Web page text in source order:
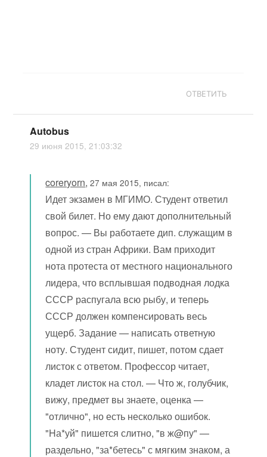
ОТВЕТИТЬ
Autobus
29 июня 2015, 21:03:32
coreryorn,27 мая 2015, писал:
Идет экзамен в МГИМО. Студент ответил
свой билет. Но ему дают дополнительный
вопрос. — Вы работаете дип. служащим в
одной из стран Африки. Вам приходит
нота протеста от местного национального
лидера, что всплывшая подводная лодка
СССР распугала всю рыбу, и теперь
СССР должен компенсировать весь
ущерб. Задание — написать ответную
ноту. Студент сидит, пишет, потом сдает
листок с ответом. Профессор читает,
кладет листок на стол. — Что ж, голубчик,
вижу, предмет вы знаете, оценка —
"отлично", но есть несколько ошибок.
"Hа*уй" пишется слитно, "в ж@пу" —
раздельно, "за*бетесь" с мягким знаком, а